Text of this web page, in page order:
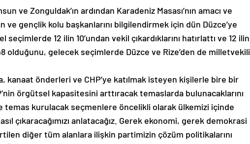
ve Zonguldak’ın ardından Karadeniz Masası’nın amacı ve
ve gençlik kolu başkanlarını bilgilendirmek için dün Düzce’ye
12 ilin 10’undan vekil çıkardıklarını hatırlattı ve 12 ilin
olduğunu, gelecek seçimlerde Düzce ve Rize’den de milletvekili
kanaat önderleri ve CHP’ye katılmak isteyen kişilerle bire bir
örgütsel kapasitesini arttıracak temaslarda bulunacaklarını
temas kurulacak seçmenlere öncelikli olarak ülkemizi içinde
çıkaracağımızı anlatacağız. Gerek ekonomi, gerek demokrasi
diğer tüm alanlara ilişkin partimizin çözüm politikalarını